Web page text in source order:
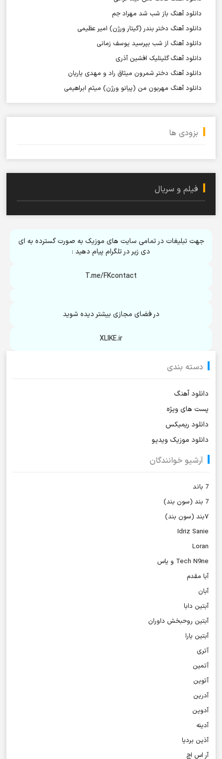
دانلود آهنگ باز شب شد مهراد جم
دانلود آهنگ دختر بندر (گیتار ورژن) امیر عظیمی
دانلود آهنگ از شب بپرسید یوسف زمانی
دانلود آهنگ گلینلیک افشین آذری
دانلود آهنگ دختر شمرون میثاق راد و مهدی یاریان
دانلود آهنگ مهربون من (پیانو ورژن) میثم ابراهیمی
بزودی ها
فیلم و سریال
جهت تبلیغات در تمامی سایت های موزیک به صورت گسترده به ای
دی زیر در تلگرام پیام دهید :
T.me/FKcontact
در فضای مجازی بیشتر دیده شوید
XLIKE.ir
دسته بندی
دانلود آهنگ
پست های ویژه
دانلود ریمیکس
دانلود موزیک ویدیو
آرشیو خوانندگان
7 باند
7 بند (سون بند)
۷بند (سون بند)
Idriz Sanie
Loran
Tech N9ne و یاس
آبا مقدم
آبان
آبتین دابا
آبتین روحبخش داوران
آبتین یارا
آتری
آتمین
آتوین
آدرین
آدوین
آدینه
آذین بردیا
آر اس اچ